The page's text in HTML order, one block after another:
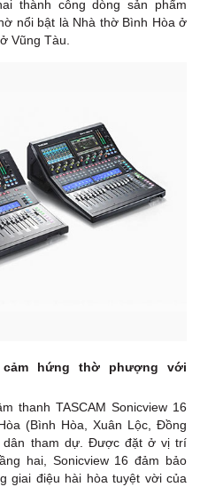
thành công dòng sản phẩm
nổi bật là Nhà thờ Bình Hòa ở
Vũng Tàu.
cảm hứng thờ phượng với
thanh TASCAM Sonicview 16
(Bình Hòa, Xuân Lộc, Ðồng
dân tham dự. Được đặt ở vị trí
hai, Sonicview 16 đảm bảo
giai điệu hài hòa tuyệt vời của